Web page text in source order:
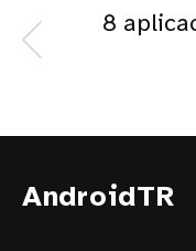
8
AndroidTR